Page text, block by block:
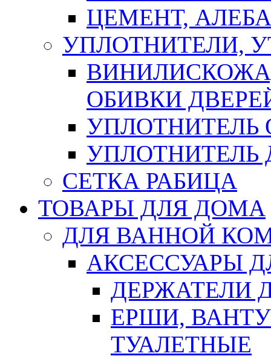
ЦЕМЕНТ,
УПЛОТНИТЕЛИ,
ОБИВКИ
УПЛОТНИТЕЛЬ
СЕТКА РАБИЦА
ТОВАРЫ ДЛЯ ДОМА
ДЛЯ ВАННОЙ
АКСЕССУАРЫ
ДЕРЖАТЕЛИ
ЕРШИ,
ТУАЛЕТНЫЕ